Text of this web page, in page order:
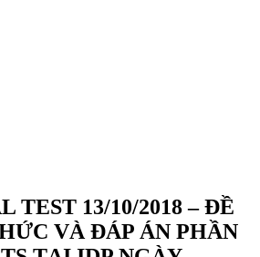
TEST 13/10/2018 – ĐỀ
VÀ ĐÁP ÁN PHẦN